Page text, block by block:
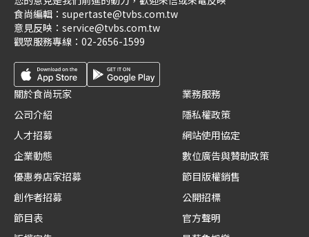
食尚編輯： supertaste@tvbs.com.tw
意見反映： service@tvbs.com.tw
觀眾服務專線： 02-2656-1599
關於食尚玩家
公司介紹
人才招募
企業動態
優惠券店家招募
創作者招募
節目表
業務服務
隱私權政策
網站使用協定
數位廣告與贊助政策
節目版權銷售
公開招標
官方聲明